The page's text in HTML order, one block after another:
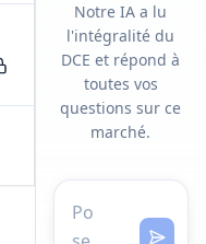
Notre IA a lu
l'intégralité du
DCE et répond à
toutes vos
questions sur ce
marché.